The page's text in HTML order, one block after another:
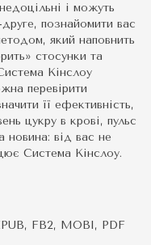
і можуть
познайомити вас
який наповнить
стосунки та
Кінслоу
перевірити
її ефективність,
цукру в крові, пульс
від вас не
Система Кінслоу.
FB2, MOBI, PDF